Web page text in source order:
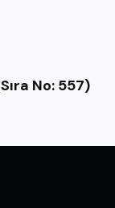
No: 557)